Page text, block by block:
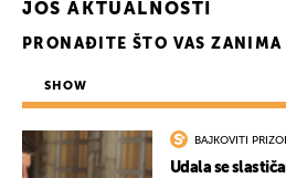
JOŠ AKTUALNOSTI
PRONAĐITE ŠTO VAS ZANIMA
SHOW
BAJKOVITI
Udala se